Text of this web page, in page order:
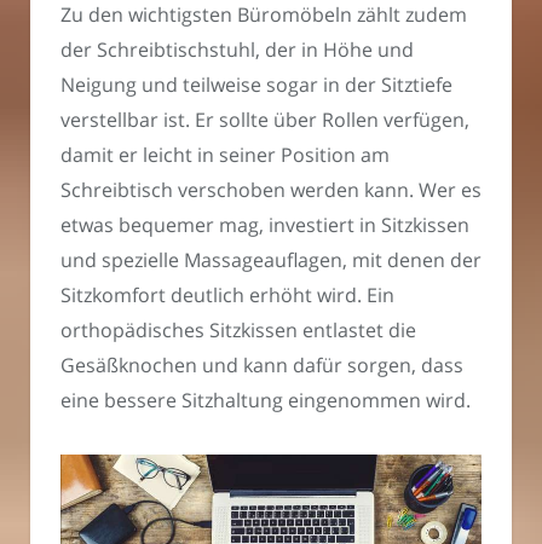
Zu den wichtigsten Büromöbeln zählt zudem
der Schreibtischstuhl, der in Höhe und
Neigung und teilweise sogar in der Sitztiefe
verstellbar ist. Er sollte über Rollen verfügen,
damit er leicht in seiner Position am
Schreibtisch verschoben werden kann. Wer es
etwas bequemer mag, investiert in Sitzkissen
und spezielle Massageauflagen, mit denen der
Sitzkomfort deutlich erhöht wird. Ein
orthopädisches Sitzkissen entlastet die
Gesäßknochen und kann dafür sorgen, dass
eine bessere Sitzhaltung eingenommen wird.